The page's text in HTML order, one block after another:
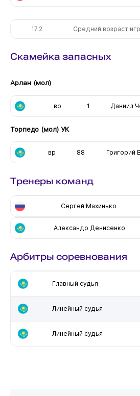
17.2 Средний возраст
Скамейка запасных
Арлан (мол)
вр 1 Даниил
Торпедо (мол) УК
вр 88 Григорий
Тренеры команд
Сергей Махинько
Александр Денисенко
Арбитры соревнования
Главный судья
Линейный судья
Линейный судья